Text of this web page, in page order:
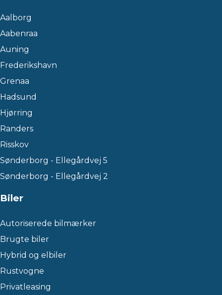
Aalborg
Aabenraa
Auning
Frederikshavn
Grenaa
Hadsund
Hjørring
Randers
Risskov
Sønderborg - Ellegårdvej 5
Sønderborg - Ellegårdvej 2
Biler
Autoriserede bilmærker
Brugte biler
Hybrid og elbiler
Rustvogne
Privatleasing